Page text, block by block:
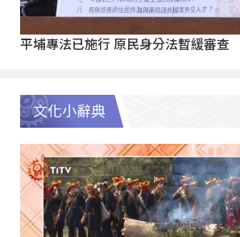
平埔專法已施行 原民身分法暫緩審查
文化小辭典